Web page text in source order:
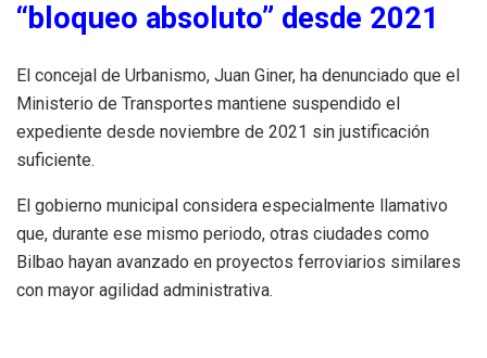
“bloqueo absoluto” desde 2021
El concejal de Urbanismo, Juan Giner, ha denunciado que el
Ministerio de Transportes mantiene suspendido el
expediente desde noviembre de 2021 sin justificación
suficiente.
El gobierno municipal considera especialmente llamativo
que, durante ese mismo periodo, otras ciudades como
Bilbao hayan avanzado en proyectos ferroviarios similares
con mayor agilidad administrativa.